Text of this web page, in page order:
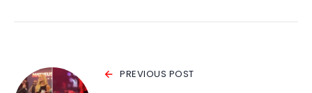
PREVIOUS POST